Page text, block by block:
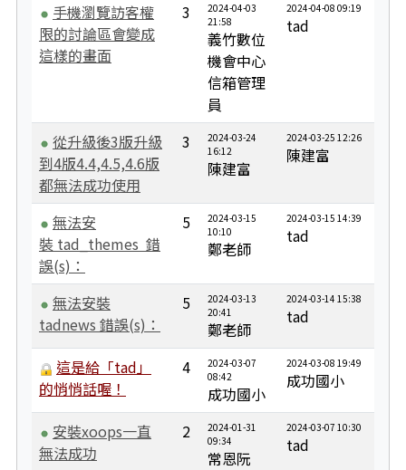
手機瀏覽訪客權
限的討論區會變成
這樣的畫面
3
2024-04-03
21:58
義竹數位
機會中心
信箱管理
員
2024-04-08 09:19
tad
從升級後3版升級
到4版4.4,4.5,4.6版
都無法成功使用
3
2024-03-24
16:12
陳建富
2024-03-25 12:26
陳建富
無法安
裝 tad_themes 錯
誤(s)：
5
2024-03-15
10:10
鄭老師
2024-03-15 14:39
tad
無法安裝
tadnews 錯誤(s)：
5
2024-03-13
20:41
鄭老師
2024-03-14 15:38
tad
這是給「tad」
的悄悄話喔！
4
2024-03-07
08:42
成功國小
2024-03-08 19:49
成功國小
安裝xoops一直
無法成功
2
2024-01-31
09:34
常恩阮
2024-03-07 10:30
tad